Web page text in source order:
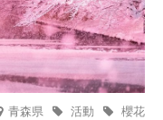
青森県 櫻花
活動